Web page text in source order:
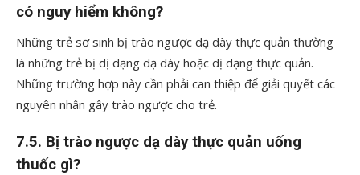
có nguy hiểm không?
Những trẻ sơ sinh bị trào ngược dạ dày thực quản thường
là những trẻ bị dị dạng dạ dày hoặc dị dạng thực quản.
Những trường hợp này cần phải can thiệp để giải quyết các
nguyên nhân gây trào ngược cho trẻ.
7.5. Bị trào ngược dạ dày thực quản uống
thuốc gì?